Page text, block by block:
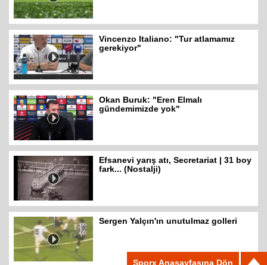
Vincenzo Italiano: "Tur atlamamız
gerekiyor"
Okan Buruk: "Eren Elmalı
gündemimizde yok"
Efsanevi yarış atı, Secretariat | 31 boy
fark... (Nostalji)
Sergen Yalçın'ın unutulmaz golleri
Sporx Anasayfasına Dön